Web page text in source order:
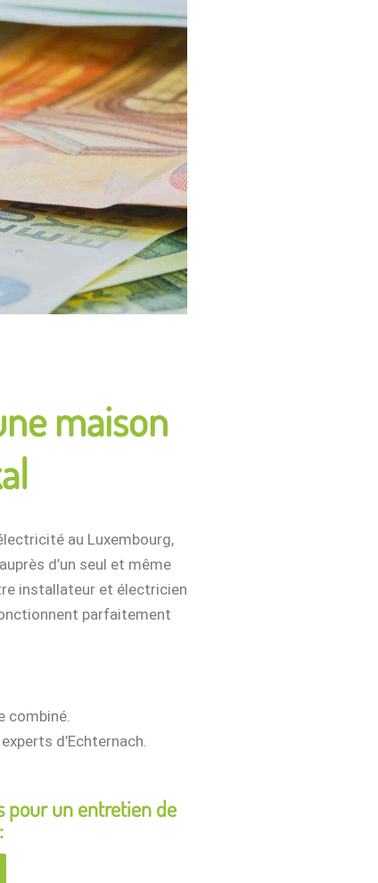
maison
au Luxembourg,
d’un seul et même
installateur et électricien
parfaitement
combiné.
d’Echternach.
pour un entretien de